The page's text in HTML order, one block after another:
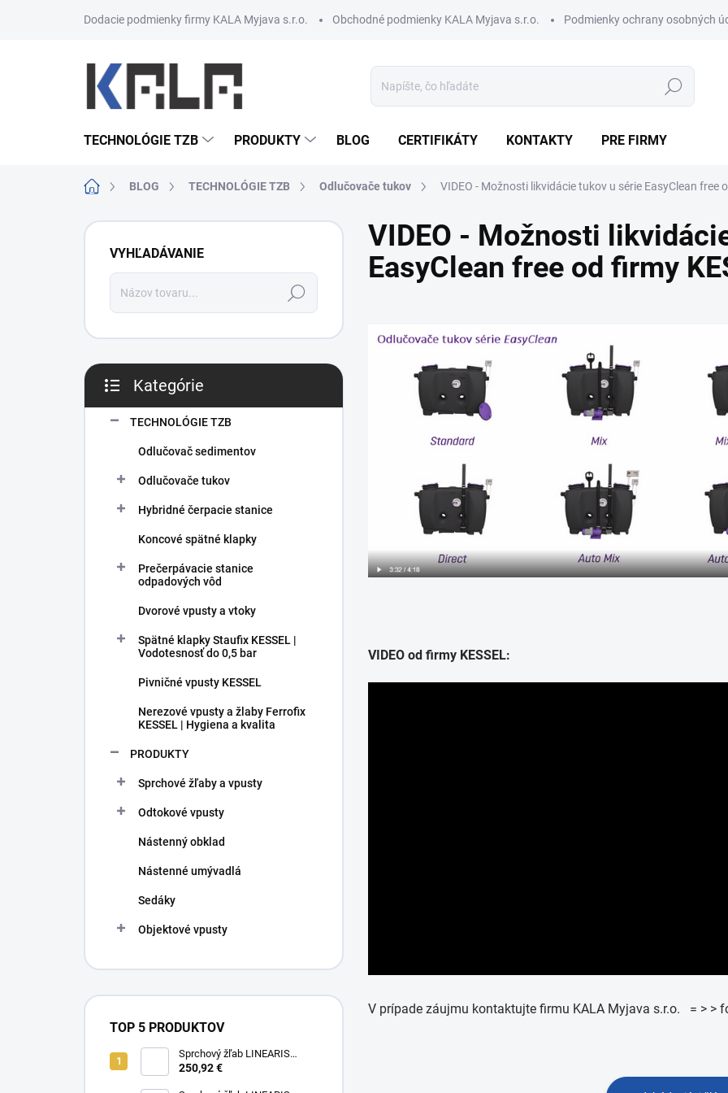
Dodacie podmienky firmy KALA Myjava s.r.o.
Obchodné podmienky KALA Myjava s.r.o. Podmienky ochrany osobných
Hľadať
TECHNOLÓGIE TZB PRODUKTY BLOG CERTIFIKÁTY KONTAKTY PRE FIRMY
DomovBLOG TECHNOLÓGIE TZB Odlučovače tukov VIDEO - Možnosti likvidácie tukov u série EasyClean free
Bočný panel
VYHĽADÁVANIE
Hľadať
Preskočiť kategórie
Kategórie
TECHNOLÓGIE TZB
Odlučovač sedimentov
Odlučovače tukov
Hybridné čerpacie stanice
Koncové spätné klapky
Prečerpávacie stanice
odpadových vôd
Dvorové vpusty a vtoky
Spätné klapky Staufix KESSEL |
Vodotesnosť do 0,5 bar
Pivničné vpusty KESSEL
Nerezové vpusty a žlaby Ferrofix
KESSEL | Hygiena a kvalita
PRODUKTY
Sprchové žľaby a vpusty
Odtokové vpusty
Nástenný obklad
Nástenné umývadlá
Sedáky
Objektové vpusty
TOP 5 PRODUKTOV
Sprchový žľab LINEARIS
Compact č. 45600.63M, L 75
250,92 €
VIDEO - Možnosti
EasyClean free od firmy
VIDEO od firmy KESSEL:
V prípade záujmu kontaktujte firmu KALA Myjava s.r.o. = > >